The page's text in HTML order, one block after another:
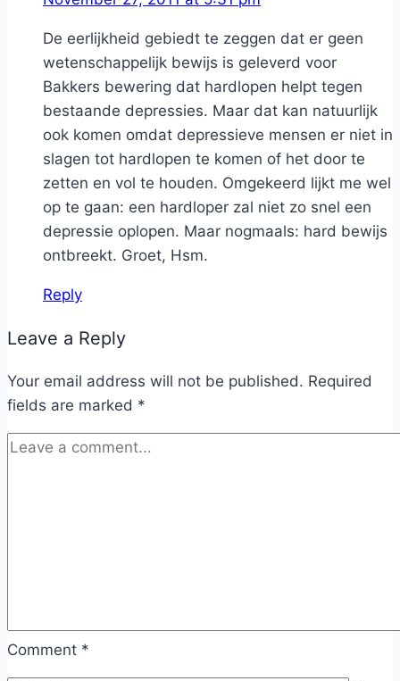
De eerlijkheid gebiedt te zeggen dat er geen
wetenschappelijk bewijs is geleverd voor
Bakkers bewering dat hardlopen helpt tegen
bestaande depressies. Maar dat kan natuurlijk
ook komen omdat depressieve mensen er niet in
slagen tot hardlopen te komen of het door te
zetten en vol te houden. Omgekeerd lijkt me wel
op te gaan: een hardloper zal niet zo snel een
depressie oplopen. Maar nogmaals: hard bewijs
ontbreekt. Groet, Hsm.
Reply
Leave a Reply
Your email address will not be published. Required
fields are marked *
Comment *